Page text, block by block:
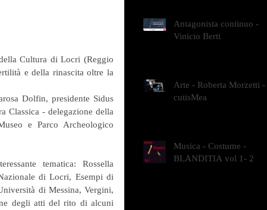
Cultura di Locri (Reggio
e della rinascita oltre la
Dolfin, presidente Sidus
Classica - delegazione della
e Parco Archeologico
tematica: Rossella
di Locri, Esempi di
di Messina, Vergini,
degli atti del rito di alcuni
Antagonista continuo -
Vinicio Berti
Arte - Roberta Morzetti -
cutisMea
Musica - Costume -
BLANDITIA vol 1- 2